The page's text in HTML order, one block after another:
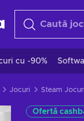
cu -90%
Jocuri Steam Jocuri
Ofertă